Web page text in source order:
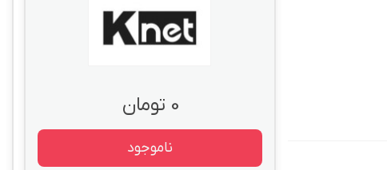
0 تومان
ناموجود